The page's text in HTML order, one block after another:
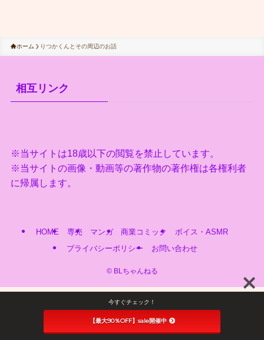
ホーム りつかくんとその周辺のお話
相互リンク
※当サイトは18歳以下の閲覧を禁止しています。
※当サイトの画像・動画等の著作物の著作権は各権利者
に帰属します。
HOME 専売 マンガ 商業コミック
ボイス・ASMR
プライバシーポリシー
お問い合わせ
©BLちゃんねる
今すぐチェック！
【最大90％OFF】sale開催中